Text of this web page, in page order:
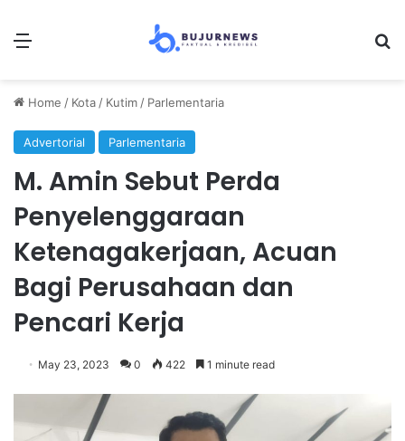
Menu
Home / Kota / Kutim / Parlementaria
Advertorial Parlementaria
M. Amin Sebut Perda
Penyelenggaraan
Ketenagakerjaan, Acuan
Bagi Perusahaan dan
Pencari Kerja
May 23, 2023 0 422 1 minute read